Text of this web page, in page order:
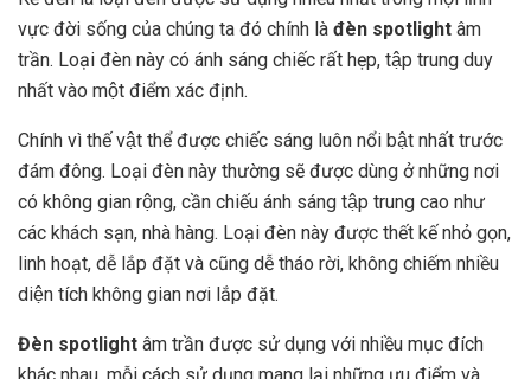
vực đời sống của chúng ta đó chính là đèn spotlight âm
trần. Loại đèn này có ánh sáng chiếc rất hẹp, tập trung duy
nhất vào một điểm xác định.
Chính vì thế vật thể được chiếc sáng luôn nổi bật nhất trước
đám đông. Loại đèn này thường sẽ được dùng ở những nơi
có không gian rộng, cần chiếu ánh sáng tập trung cao như
các khách sạn, nhà hàng. Loại đèn này được thết kế nhỏ gọn,
linh hoạt, dễ lắp đặt và cũng dễ tháo rời, không chiếm nhiều
diện tích không gian nơi lắp đặt.
Đèn spotlight âm trần được sử dụng với nhiều mục đích